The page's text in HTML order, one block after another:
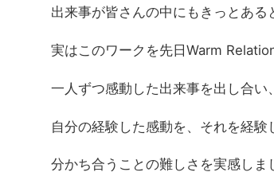
出来事が皆さんの中にもきっとある
実はこのワークを先日Warm
一人ずつ感動した出来事を出し合い
自分の経験した感動を、それを経験
分かち合うことの難しさを実感しま